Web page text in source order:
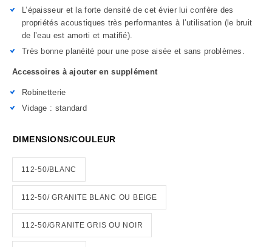
L’épaisseur et la forte densité de cet évier lui confère des
propriétés acoustiques très performantes à l’utilisation (le bruit
de l’eau est amorti et matifié).
Très bonne planéité pour une pose aisée et sans problèmes.
Accessoires à ajouter en supplément
Robinetterie
Vidage : standard
DIMENSIONS/COULEUR
112-50/BLANC
112-50/ GRANITE BLANC OU BEIGE
112-50/GRANITE GRIS OU NOIR